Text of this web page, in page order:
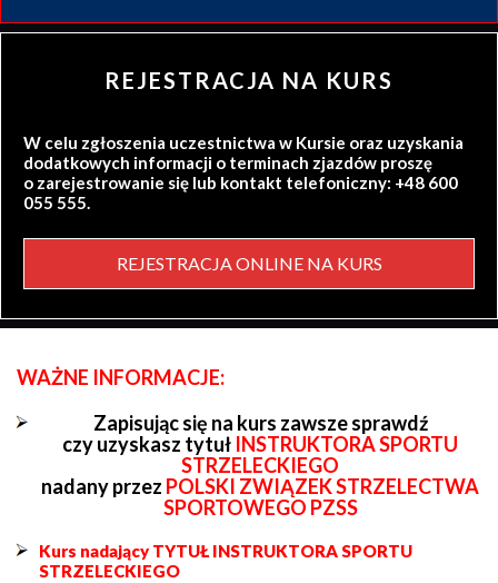
REJESTRACJA NA KURS
W celu zgłoszenia uczestnictwa w Kursie oraz uzyskania
dodatkowych informacji o terminach zjazdów proszę
o zarejestrowanie się lub kontakt telefoniczny: +48 600
055 555.
REJESTRACJA ONLINE NA KURS
WAŻNE INFORMACJE:
Zapisując się na kurs zawsze sprawdź
czy uzyskasz tytuł INSTRUKTORA SPORTU
STRZELECKIEGO
nadany przez POLSKI ZWIĄZEK STRZELECTWA
SPORTOWEGO PZSS
Kurs nadający TYTUŁ INSTRUKTORA SPORTU
STRZELECKIEGO